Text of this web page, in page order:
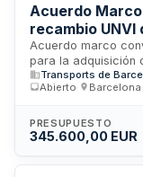
Acuerdo
recambio UNVI
la flota de
Barcelona
Acuerdo marco
para la adquisición
UNVI, destinado al
centros,
comprometidas,
suministros
correspondiente
Transports de
Abierto
Barcelona
PRESUPUESTO
345.600,00 EUR